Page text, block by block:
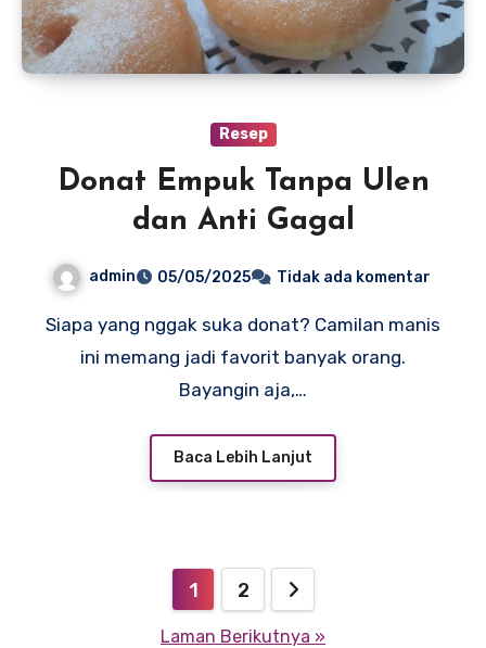
Resep
Donat Empuk Tanpa Ulen
dan Anti Gagal
admin 05/05/2025 Tidak ada komentar
Siapa yang nggak suka donat? Camilan manis
ini memang jadi favorit banyak orang.
Bayangin aja,…
Baca Lebih Lanjut
1 2
Laman Berikutnya »